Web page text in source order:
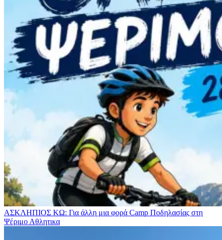
ΑΣΚΛΗΠΙΟΣ ΚΩ: Για άλλη μια φορά Camp Ποδηλασίας στη
Ψέριμο Αθλητικα